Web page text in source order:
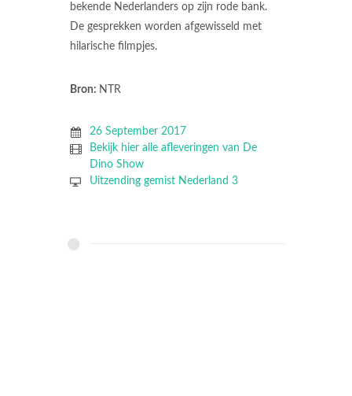
bekende Nederlanders op zijn rode bank.
De gesprekken worden afgewisseld met
hilarische filmpjes.
Bron: NTR
26 September 2017
Bekijk hier alle afleveringen van De
Dino Show
Uitzending gemist Nederland 3